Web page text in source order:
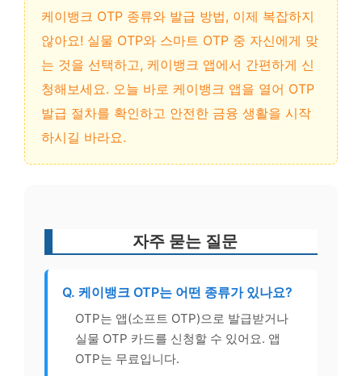
케이뱅크 OTP 종류와 발급 방법, 이제 복잡하지
않아요! 실물 OTP와 스마트 OTP 중 자신에게 맞
는 것을 선택하고, 케이뱅크 앱에서 간편하게 신
청해보세요. 오늘 바로 케이뱅크 앱을 열어 OTP
발급 절차를 확인하고 안전한 금융 생활을 시작
하시길 바라요.
자주 묻는 질문
Q. 케이뱅크 OTP는 어떤 종류가 있나요?
OTP는 앱(소프트 OTP)으로 발급받거나
실물 OTP 카드를 신청할 수 있어요. 앱
OTP는 무료입니다.